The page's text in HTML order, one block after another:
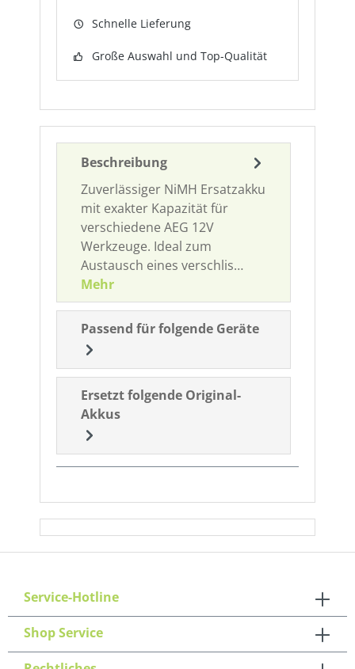
Schnelle Lieferung
Große Auswahl und Top-Qualität
Beschreibung
Zuverlässiger NiMH Ersatzakku
mit exakter Kapazität für
verschiedene AEG 12V
Werkzeuge. Ideal zum
Austausch eines verschlis…
Mehr
Passend für folgende Geräte
Ersetzt folgende Original-
Akkus
Service-Hotline
Shop Service